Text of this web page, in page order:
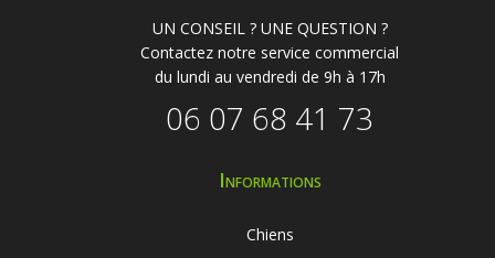
UN CONSEIL ? UNE QUESTION ?
Contactez notre service commercial
du lundi au vendredi de 9h à 17h
06 07 68 41 73
Informations
Chiens